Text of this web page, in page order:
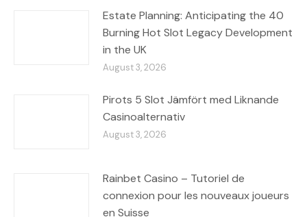
Estate Planning: Anticipating the 40
Burning Hot Slot Legacy Development
in the UK
August 3, 2026
Pirots 5 Slot Jämfört med Liknande
Casinoalternativ
August 3, 2026
Rainbet Casino – Tutoriel de
connexion pour les nouveaux joueurs
en Suisse